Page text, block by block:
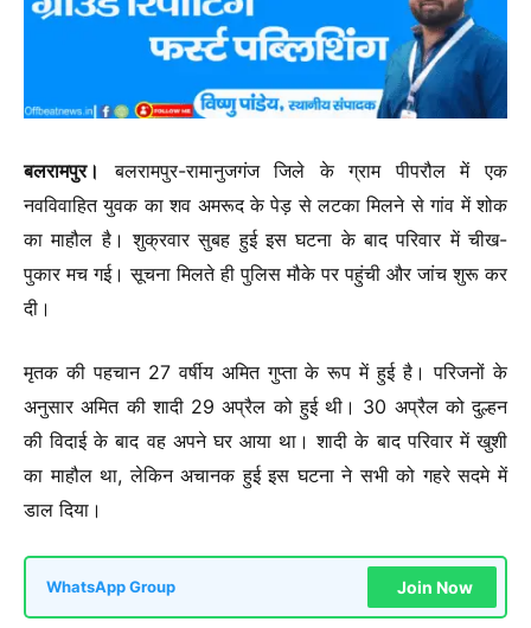
बलरामपुर।
बलरामपुर-रामानुजगंज जिले के ग्राम पीपरौल में एक
नवविवाहित युवक का शव अमरूद के पेड़ से लटका मिलने से गांव में शोक
का माहौल है। शुक्रवार सुबह हुई इस घटना के बाद परिवार में चीख-
पुकार मच गई। सूचना मिलते ही पुलिस मौके पर पहुंची और जांच शुरू कर
दी।
मृतक की पहचान 27 वर्षीय अमित गुप्ता के रूप में हुई है। परिजनों के
अनुसार अमित की शादी 29 अप्रैल को हुई थी। 30 अप्रैल को दुल्हन
की विदाई के बाद वह अपने घर आया था। शादी के बाद परिवार में खुशी
का माहौल था, लेकिन अचानक हुई इस घटना ने सभी को गहरे सदमे में
डाल दिया।
WhatsApp Group Join Now